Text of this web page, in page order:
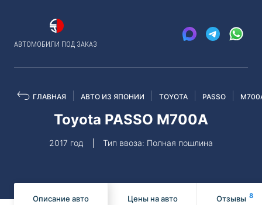
АВТОМОБИЛИ ПОД ЗАКАЗ
ГЛАВНАЯ АВТО ИЗ ЯПОНИИ TOYOTA PASSO
Toyota PASSO M700A
2017 год Тип ввоза: Полная пошлина
Описание авто Цены на авто Отзывы 8